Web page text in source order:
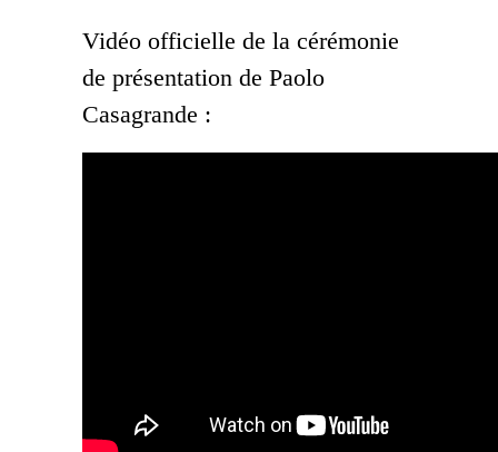
Vidéo officielle de la cérémonie
de présentation de Paolo
Casagrande :